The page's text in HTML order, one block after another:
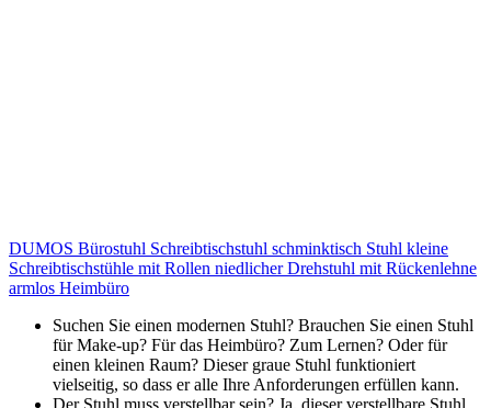
DUMOS Bürostuhl Schreibtischstuhl schminktisch Stuhl kleine
Schreibtischstühle mit Rollen niedlicher Drehstuhl mit Rückenlehne
armlos Heimbüro
Suchen Sie einen modernen Stuhl? Brauchen Sie einen Stuhl
für Make-up? Für das Heimbüro? Zum Lernen? Oder für
einen kleinen Raum? Dieser graue Stuhl funktioniert
vielseitig, so dass er alle Ihre Anforderungen erfüllen kann.
Der Stuhl muss verstellbar sein? Ja, dieser verstellbare Stuhl